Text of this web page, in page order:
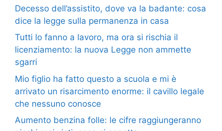
Decesso dell’assistito, dove va la badante: cosa
dice la legge sulla permanenza in casa
Tutti lo fanno a lavoro, ma ora si rischia il
licenziamento: la nuova Legge non ammette
sgarri
Mio figlio ha fatto questo a scuola e mi è
arrivato un risarcimento enorme: il cavillo legale
che nessuno conosce
Aumento benzina folle: le cifre raggiungeranno